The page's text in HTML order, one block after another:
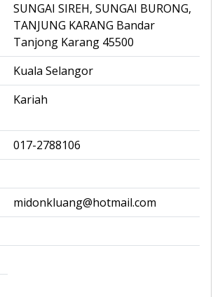
SUNGAI SIREH, SUNGAI BURONG,
TANJUNG KARANG Bandar
Tanjong Karang 45500
Kuala Selangor
Kariah
017-2788106
midonkluang@hotmail.com